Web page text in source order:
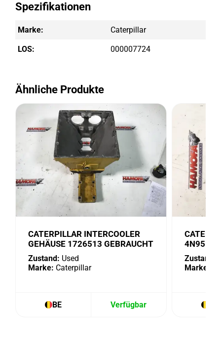
Spezifikationen
Marke: Caterpillar
LOS: 000007724
Ähnliche Produkte
CATERPILLAR INTERCOOLER
GEHÄUSE 1726513 GEBRAUCHT
Zustand: Used
Marke: Caterpillar
BE Verfügbar
4N9518
Zustand:
Marke: